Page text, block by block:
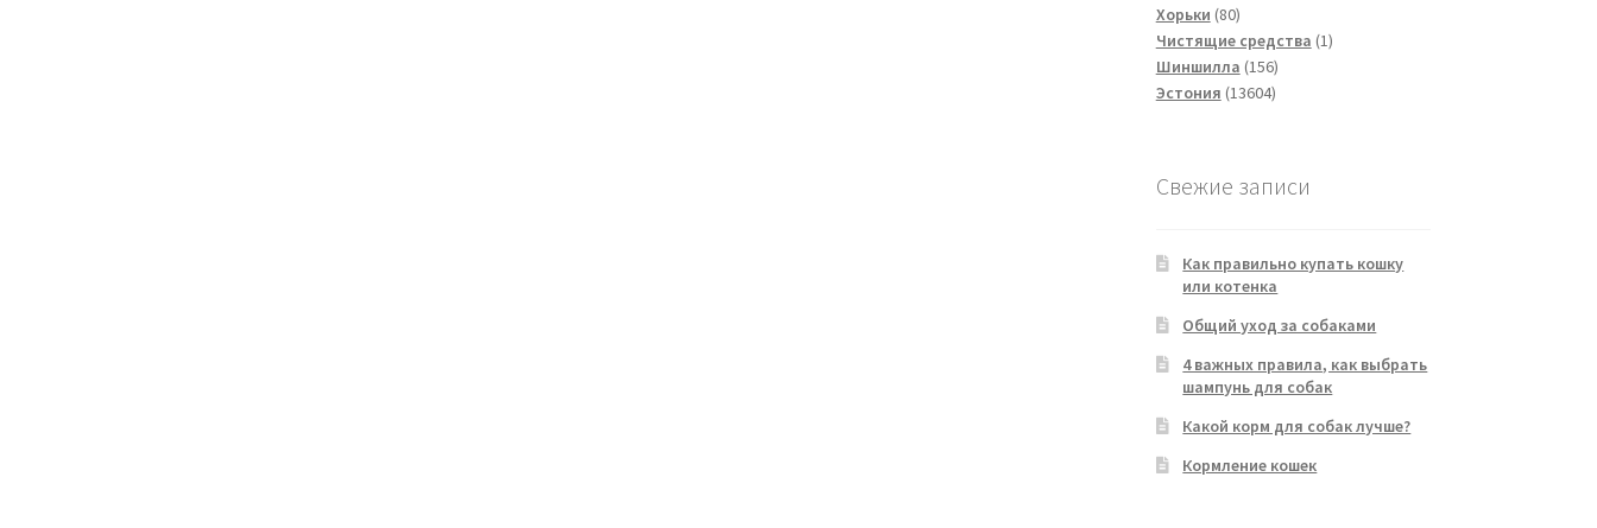
Хорьки 8080
товаров
Чистящие средства 11
Шиншилла 156156
товаров
Эстония 1360413604
Свежие записи
Как правильно купать кошку
или котенка
Общий уход за собаками
4 важных правила, как выбрать
шампунь для собак
Какой корм для собак лучше?
Кормление кошек